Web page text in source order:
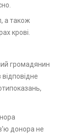
а також
крові.
громадянин
донора не